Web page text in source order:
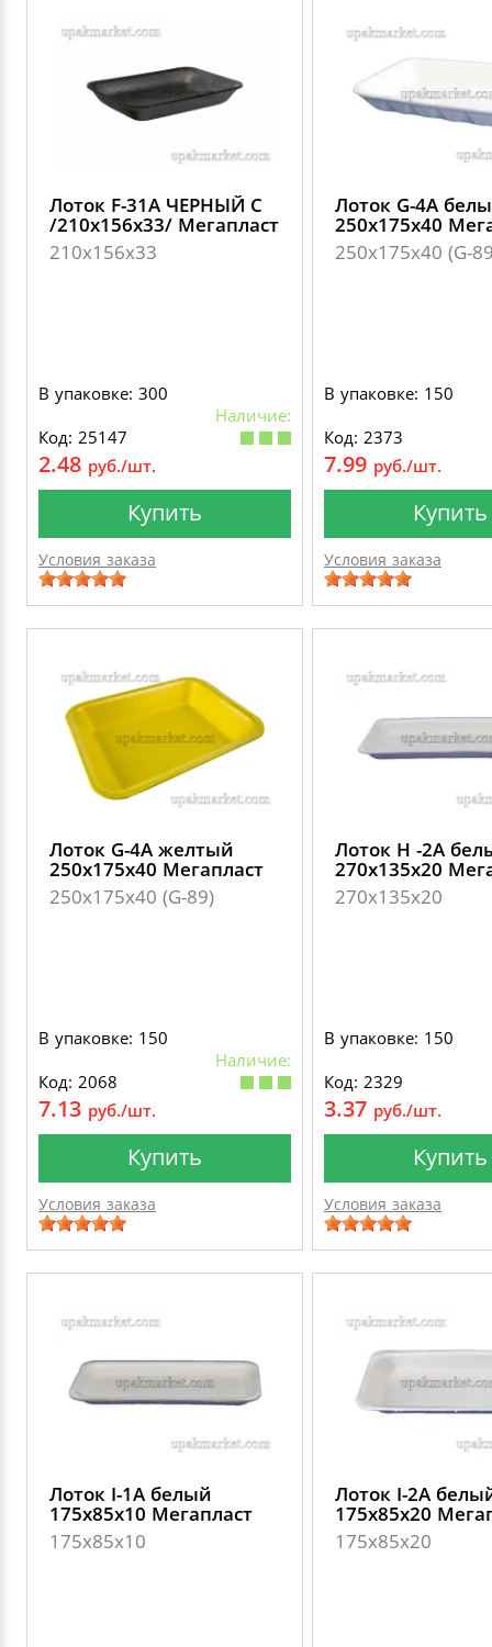
Лоток F-31А ЧЕРНЫЙ С
/210х156х33/ Мегапласт
210х156х33
В упаковке: 300
Наличие:
Код: 25147
2.48 руб./шт.
Купить
Условия заказа
Лоток G-4А
250х175х40
250х175х40 (G-
В упаковке: 150
Код: 2373
7.99 руб./шт.
Купить
Условия заказа
Лоток G-4А желтый
250х175х40 Мегапласт
250х175х40 (G-89)
В упаковке: 150
Наличие:
Код: 2068
7.13 руб./шт.
Купить
Условия заказа
Лоток H -2А
270х135х20
270х135х20
В упаковке: 150
Код: 2329
3.37 руб./шт.
Купить
Условия заказа
Лоток I-1А белый
175х85х10 Мегапласт
175х85х10
Лоток I-2А
175х85х20
175х85х20